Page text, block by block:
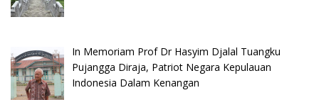
In Memoriam Prof Dr Hasyim Djalal Tuangku
Pujangga Diraja, Patriot Negara Kepulauan
Indonesia Dalam Kenangan